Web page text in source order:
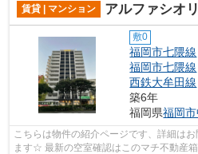
賃貸 | マンション アルファシオ
敷0
福岡市七隈線
福岡市七隈線
西鉄大牟田線
築6年
福岡県福岡
こちらは物件の紹介ページです、詳細は
ます☆ 最新の空室確認はこのマチ不動産